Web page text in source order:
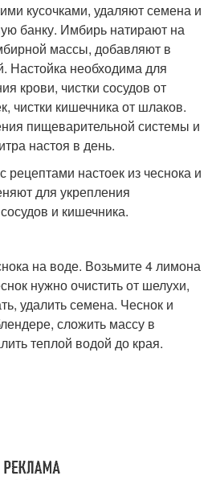
кусочками, удаляют семена и
банку. Имбирь натирают на
массы, добавляют в
Настойка необходима для
крови, чистки сосудов от
чистки кишечника от шлаков.
пищеварительной системы и
настоя в день.
рецептами настоек из чеснока и
для укрепления
и кишечника.
на воде. Возьмите 4 лимона
нужно очистить от шелухи,
удалить семена. Чеснок и
сложить массу в
теплой водой до края.